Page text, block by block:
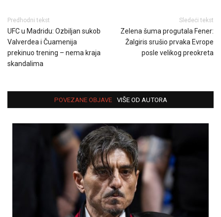
Predhodni tekst
UFC u Madridu: Ozbiljan sukob
Valverdea i Čuamenija
prekinuo trening – nema kraja
skandalima
Sledeći tekst
Zelena šuma progutala Fener:
Žalgiris srušio prvaka Evrope
posle velikog preokreta
POVEZANE OBJAVE VIŠE OD AUTORA